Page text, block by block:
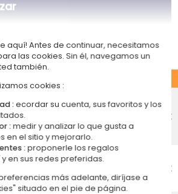
se aplican para un pedido con
prevista el
17 de agosto 2026
4,75 €
económico a domicilio
17 de agosto 2026
4,95 €
aquí! Antes de continuar, necesitamos
las cookies. Sin él, navegamos un
también.
cookies :
: ecordar su cuenta, sus favoritos y los
:medir y analizar lo que gusta a
en el sitio y mejorarlo.
:proponerle los regalos
en sus redes preferidas.
más adelante, diríjase a
situado en el pie de página.